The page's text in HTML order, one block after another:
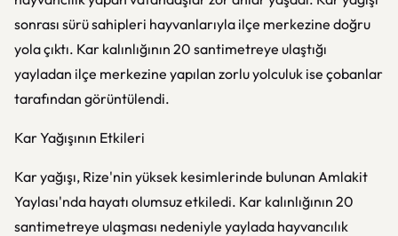
sonrası sürü sahipleri hayvanlarıyla ilçe merkezine doğru
yola çıktı. Kar kalınlığının 20 santimetreye ulaştığı
yayladan ilçe merkezine yapılan zorlu yolculuk ise çobanlar
tarafından görüntülendi.
Kar Yağışının Etkileri
Kar yağışı, Rize'nin yüksek kesimlerinde bulunan Amlakit
Yaylası'nda hayatı olumsuz etkiledi. Kar kalınlığının 20
santimetreye ulaşması nedeniyle yaylada hayvancılık